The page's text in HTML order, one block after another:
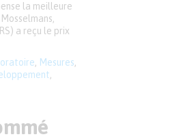
Mesures
la meilleure
a reçu le prix